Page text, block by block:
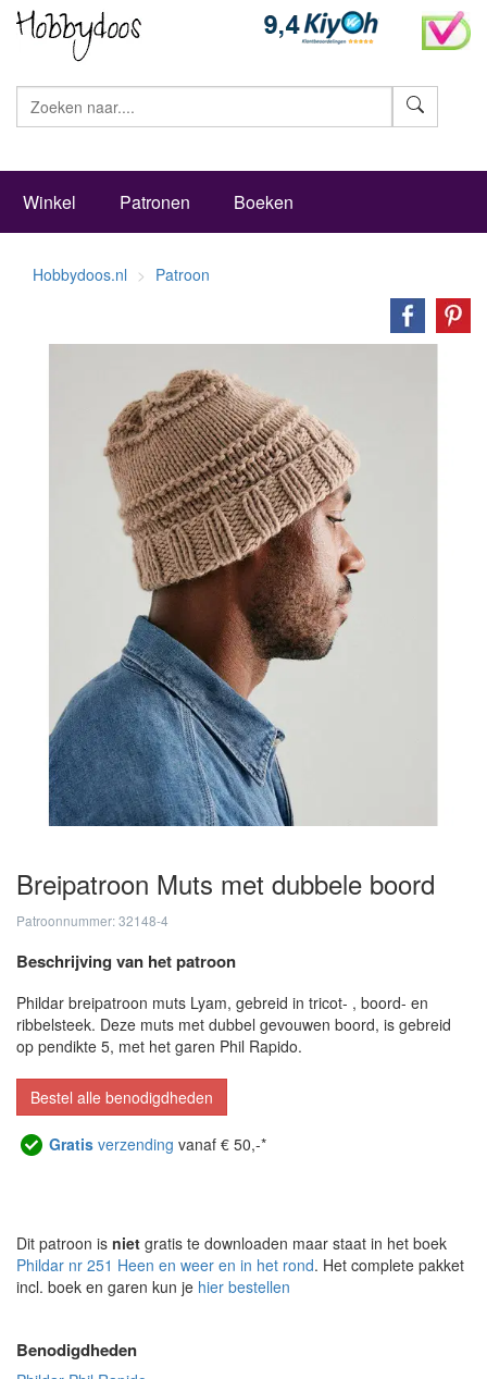
Winkel Patronen Boeken
Hobbydoos.nl Patroon
Breipatroon Muts met dubbele boord
Patroonnummer: 32148-4
Beschrijving van het patroon
Phildar breipatroon muts Lyam, gebreid in tricot- , boord- en
ribbelsteek. Deze muts met dubbel gevouwen boord, is gebreid
op pendikte 5, met het garen Phil Rapido.
Bestel alle benodigdheden
Gratis verzending vanaf € 50,-*
Dit patroon is niet gratis te downloaden maar staat in het boek
Phildar nr 251 Heen en weer en in het rond. Het complete pakket
incl. boek en garen kun je hier bestellen
Benodigdheden